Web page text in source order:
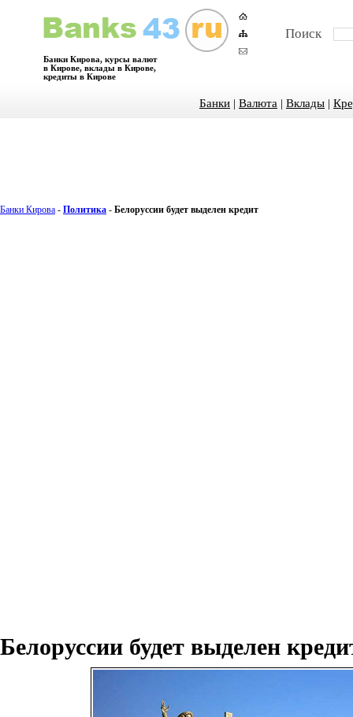
Банки Кирова, курсы валют
в Кирове, вклады в Кирове,
кредиты в Кирове
Поиск
Банки | Валюта | Вклады |
Банки Кирова - Политика - Белоруссии будет выделен кредит
Белоруссии будет выделен